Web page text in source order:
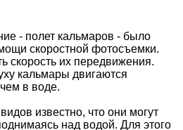
- полет кальмаров - было
скоростной фотосъемки.
скорость их передвижения.
кальмары двигаются
в воде.
известно, что они могут
над водой. Для этого